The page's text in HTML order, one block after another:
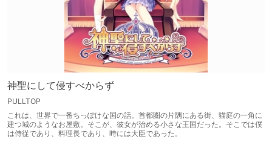
神聖にして侵すべからず
PULLTOP
これは、世界で一番ちっぽけな国の話。首都圏の片隅にある街、猫庭の一角に
建つ城のようなお屋敷。そこが、彼女が治める小さな王国だった。そこでは僕
は侍従であり、料理長であり、時には大臣であった。